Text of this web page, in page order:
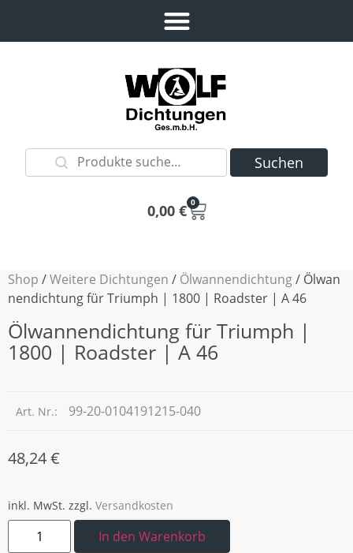
Suchen
0,00 € 0
Shop /Weitere Dichtungen / Ölwannendichtung/ Ölwan
nendichtung für Triumph | 1800 | Roadster | A 46
Ölwannendichtung für Triumph |
1800 | Roadster | A 46
Art. Nr.: 99-20-0104191215-040
48,24€
inkl. MwSt. zzgl. Versandkosten
In den Warenkorb